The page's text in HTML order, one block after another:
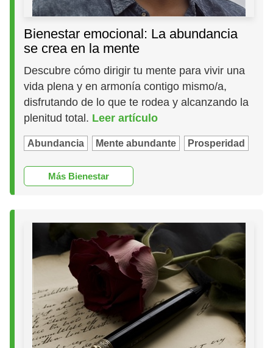
Bienestar emocional: La abundancia
se crea en la mente
Descubre cómo dirigir tu mente para vivir una
vida plena y en armonía contigo mismo/a,
disfrutando de lo que te rodea y alcanzando la
plenitud total. Leer artículo
Abundancia Mente abundante Prosperidad
Más Bienestar